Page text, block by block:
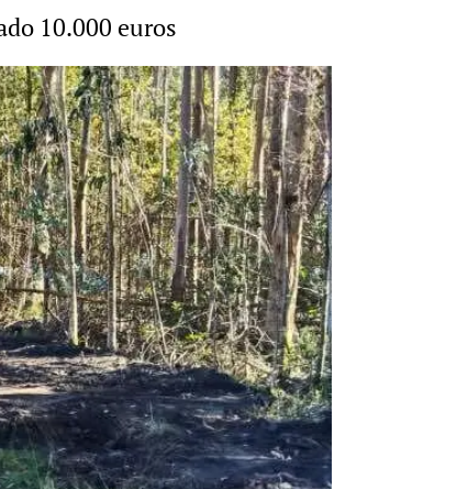
10.000 euros